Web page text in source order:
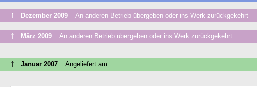
↑ Dezember 2009 An anderen Betrieb übergeben oder ins Werk zurückgekehrt
↑ März 2009 An anderen Betrieb übergeben oder ins Werk zurückgekehrt
↑ Januar 2007 Angeliefert am